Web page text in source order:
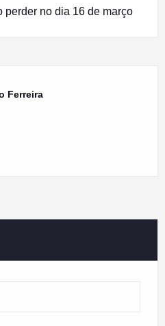
perder no dia 16 de março
Ferreira